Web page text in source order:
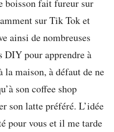
boisson fait fureur sur
sur Tik Tok et
ainsi de nombreuses
DIY pour apprendre à
la maison, à défaut de ne
son coffee shop
son latte préféré. L’idée
pour vous et il me tarde